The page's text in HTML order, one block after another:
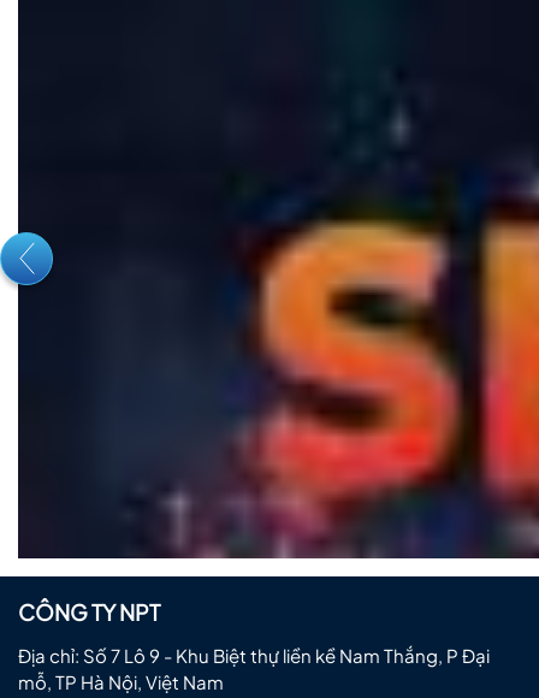
CÔNG TY NPT
Địa chỉ: Số 7 Lô 9 - Khu Biệt thự liền kề Nam Thắng, P Đại
mỗ, TP Hà Nội, Việt Nam